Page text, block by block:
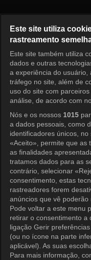
Este site utiliza
rastreamento
Este site também utiliza
dados e outras
a experiência do
tráfego no site, além de
uso do site com
análise, de acordo com
Nós e os nossos 1015
a dados pessoais, como
identificadores únicos,
«Aceito», permite que as
as finalidades
tratamos dados para as
contrário, selecionar
consentimento, estas
rastreadores forem
anúncios que vê poderão
Pode voltar a este menu
retirar o consentimento a
ligação Gerir
(ou no ícone na parte
aplicável). As suas
Para mais informação,